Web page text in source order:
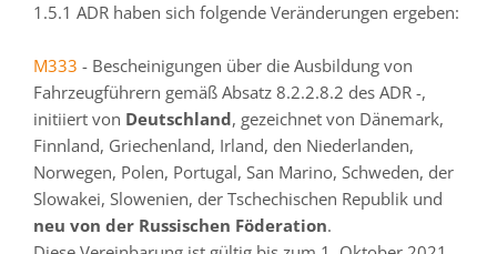
1.5.1 ADR haben sich folgende Veränderungen ergeben:
M333 - Bescheinigungen über die Ausbildung von
Fahrzeugführern gemäß Absatz 8.2.2.8.2 des ADR -,
initiiert von Deutschland, gezeichnet von Dänemark,
Finnland, Griechenland, Irland, den Niederlanden,
Norwegen, Polen, Portugal, San Marino, Schweden, der
Slowakei, Slowenien, der Tschechischen Republik und
neu von der Russischen Föderation.